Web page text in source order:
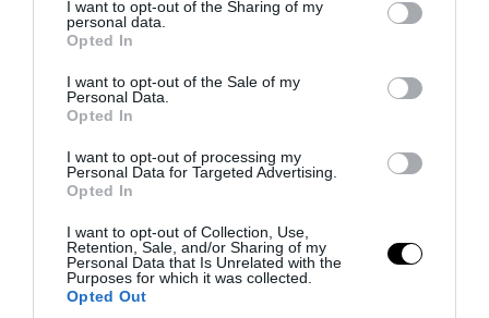
not limited to your visit or usage behaviour. You may click to
grant or deny consent to Google and its third-party tags to
use your data for below specified purposes in below Google
consent section.
I want to opt-out of the Sharing of my
personal data.
Opted In
I want to opt-out of the Sale of my
Personal Data.
Opted In
I want to opt-out of processing my
Personal Data for Targeted Advertising.
Opted In
I want to opt-out of Collection, Use,
Retention, Sale, and/or Sharing of my
Personal Data that Is Unrelated with the
Purposes for which it was collected.
Opted Out
PRONEWS.GR /ΠΑΡΑΣΚΗΝΙΟ
Α.Δούκα: Οι νέες φωτογραφίες της